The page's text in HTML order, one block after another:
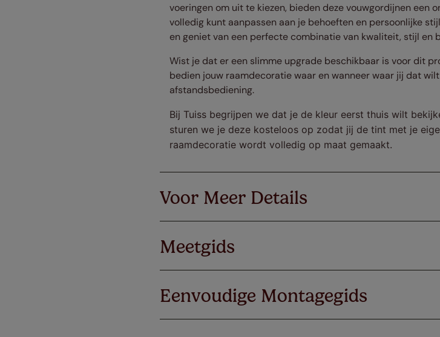
voeringen om uit te kiezen, bieden deze vouwgordijnen een
volledig kunt aanpassen aan je behoeften en persoonlijke
en geniet van een perfecte combinatie van kwaliteit, stijl en
Wist je dat er een slimme upgrade beschikbaar is voor dit
bedien jouw raamdecoratie waar en wanneer waar jij dat
afstandsbediening.
Bij Tuiss begrijpen we dat je de kleur eerst thuis wilt
sturen we je deze kosteloos op zodat jij de tint met je
raamdecoratie wordt volledig op maat gemaakt.
Voor Meer Details
Meetgids
Eenvoudige Montagegids